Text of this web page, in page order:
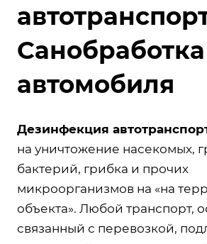
Санобработка
автомобиля
Дезинфекция
на уничтожение насекомых,
бактерий, грибка и прочих
микроорганизмов на «на
объекта». Любой транспорт,
связанный с перевозкой,